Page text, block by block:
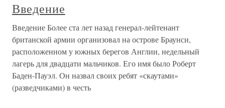
Введение
Введение Более ста лет назад генерал-лейтенант
британской армии организовал на острове Браунси,
расположенном у южных берегов Англии, недельный
лагерь для двадцати мальчиков. Его имя было Роберт
Баден-Пауэл. Он назвал своих ребят «скаутами»
(разведчиками) в честь